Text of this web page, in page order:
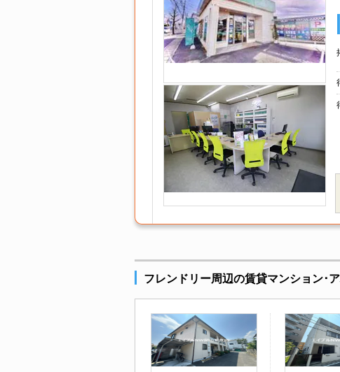
フレンドリー周辺の賃貸マンション･